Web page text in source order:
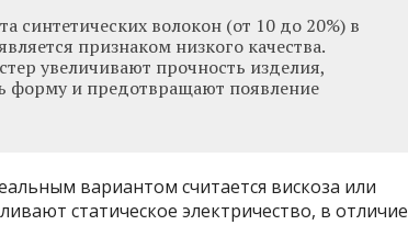
синтетических волокон (от 10 до 20%) в
признаком низкого качества.
увеличивают прочность изделия,
форму и предотвращают появление
вариантом считается вискоза или
статическое электричество, в отличие